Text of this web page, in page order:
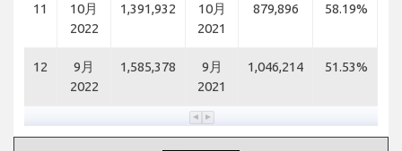
11
10月
2022
1,391,932
10月
2021
879,896 58.19%
12
9月
2022
1,585,378
9月
2021
1,046,214 51.53%